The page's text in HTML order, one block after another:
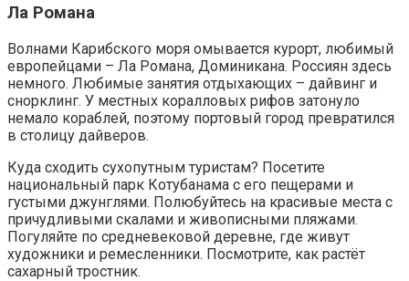
Ла Романа
Волнами Карибского моря омывается курорт, любимый
европейцами – Ла Романа, Доминикана. Россиян здесь
немного. Любимые занятия отдыхающих – дайвинг и
снорклинг. У местных коралловых рифов затонуло
немало кораблей, поэтому портовый город превратился
в столицу дайверов.
Куда сходить сухопутным туристам? Посетите
национальный парк Котубанама с его пещерами и
густыми джунглями. Полюбуйтесь на красивые места с
причудливыми скалами и живописными пляжами.
Погуляйте по средневековой деревне, где живут
художники и ремесленники. Посмотрите, как растёт
сахарный тростник.